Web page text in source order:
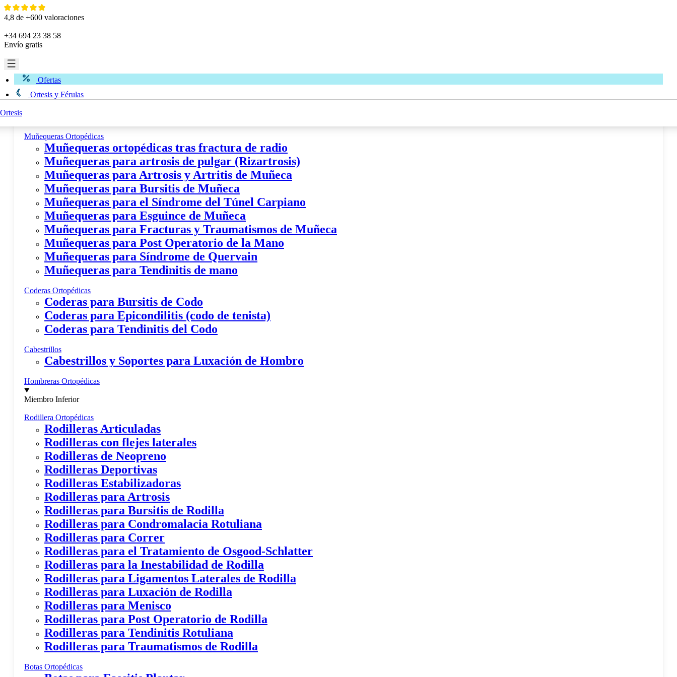
Ir
al
4,8 de +600 valoraciones
+34 694 23 38 58
Envío gratis
Ofertas
Ortesis y Férulas
Ortesis
Muñequeras Ortopédicas
Muñequeras ortopédicas tras fractura de radio
Muñequeras para artrosis de pulgar (Rizartrosis)
Muñequeras para Artrosis y Artritis de Muñeca
Muñequeras para Bursitis de Muñeca
Muñequeras para el Síndrome del Túnel Carpiano
Muñequeras para Esguince de Muñeca
Muñequeras para Fracturas y Traumatismos de Muñeca
Muñequeras para Post Operatorio de la Mano
Muñequeras para Síndrome de Quervain
Muñequeras para Tendinitis de mano
Coderas Ortopédicas
Coderas para Bursitis de Codo
Coderas para Epicondilitis (codo de tenista)
Coderas para Tendinitis del Codo
Cabestrillos
Cabestrillos y Soportes para Luxación de Hombro
Hombreras Ortopédicas
Miembro Inferior
Rodillera Ortopédicas
Rodilleras Articuladas
Rodilleras con flejes laterales
Rodilleras de Neopreno
Rodilleras Deportivas
Rodilleras Estabilizadoras
Rodilleras para Artrosis
Rodilleras para Bursitis de Rodilla
Rodilleras para Condromalacia Rotuliana
Rodilleras para Correr
Rodilleras para el Tratamiento de Osgood-Schlatter
Rodilleras para la Inestabilidad de Rodilla
Rodilleras para Ligamentos Laterales de Rodilla
Rodilleras para Luxación de Rodilla
Rodilleras para Menisco
Rodilleras para Post Operatorio de Rodilla
Rodilleras para Tendinitis Rotuliana
Rodilleras para Traumatismos de Rodilla
Botas Ortopédicas